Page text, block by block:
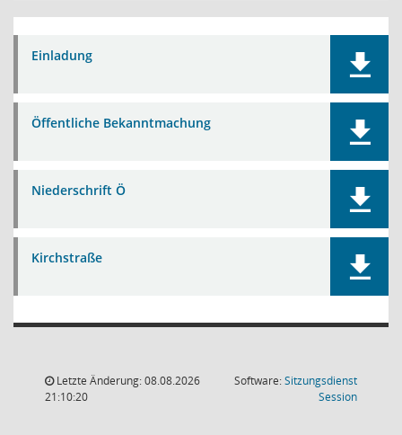
Einladung
Öffentliche Bekanntmachung
Niederschrift Ö
Kirchstraße
Letzte Änderung: 08.08.2026
21:10:20
Software:Sitzungsdienst
Session(Wird in